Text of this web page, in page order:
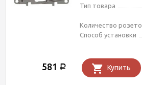
Тип товара
Количество
Способ установки
581 Р Купить